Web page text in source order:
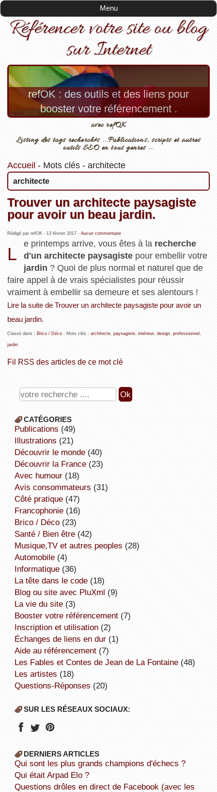
Menu
Référencer votre site ou blog
sur Internet
refOK : des outils et des liens pour
booster votre référencement .
avec refOK
Listing des tags recherchés ...Publications, scripts et autres
outils SEO en tous genres ...
Accueil - Mots clés- architecte
architecte
Trouver un architecte paysagiste
pour avoir un beau jardin.
Rédigé par refOK - 13 février 2017- Aucun commentaire
L
e printemps arrive, vous êtes à la recherche
d'un architecte paysagiste pour embellir votre
jardin ? Quoi de plus normal et naturel que de
faire appel à de vrais spécialistes pour réussir
vraiment à embellir sa demeure et ses alentours !
Lire la suite de Trouver un architecte paysagiste pour avoir un
beau jardin.
Classé dans : Brico / Déco- Mots clés : architecte, paysagiste, intérieur, design, professionnel
jardin
Fil RSS des articles de ce mot clé
CATÉGORIES
publications (49)
illustrations (21)
découvrir le monde(40)
découvrir la France(23)
avec humour(18)
avis consommateurs (31)
côté pratique(47)
Francophonie(16)
Brico / Déco(23)
Santé / Bien être(42)
Musique,TV et autres peoples (28)
Automobile(4)
informatique(36)
la tête dans le code(18)
Blog ou site avec PluXml (9)
la vie du site(3)
booster votre référencement(7)
inscription et utilisation(2)
échanges de liens en dur(1)
aide au référencement(7)
Les Fables et Contes de Jean de La Fontaine(48)
Les artistes (18)
Questions-Réponses (20)
SUR LES RÉSEAUX SOCIAUX:
DERNIERS ARTICLES
Qui sont les plus grands champions d'échecs ?
Qui était Arpad Elo ?
Questions drôles en direct de Facebook (avec les